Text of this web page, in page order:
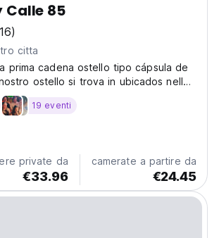
Calle 85
citta
prima cadena ostello tipo cápsula de
ostello si trova in ubicados nelle
della città, offrendo alloggio con alti
e un prezzo alcance de todos. Se
19 eventi
private da
€33.96
camerate a partire da
€24.45